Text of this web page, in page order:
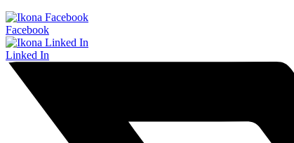
Facebook
Linked In